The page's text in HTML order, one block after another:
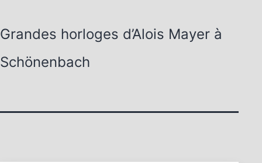
Grandes horloges d’Alois Mayer à
Schönenbach